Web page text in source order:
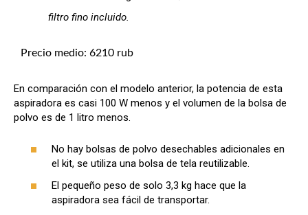
filtro fino incluido.
Precio medio: 6210 rub
En comparación con el modelo anterior, la potencia de esta
aspiradora es casi 100 W menos y el volumen de la bolsa de
polvo es de 1 litro menos.
No hay bolsas de polvo desechables adicionales en
el kit, se utiliza una bolsa de tela reutilizable.
El pequeño peso de solo 3,3 kg hace que la
aspiradora sea fácil de transportar.